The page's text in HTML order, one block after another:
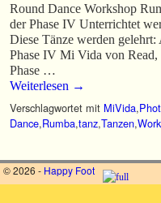
Round Dance Workshop
der Phase IV Unterrichtet
Diese Tänze werden
Phase IV Mi Vida von
Phase …
Weiterlesen →
Verschlagwortet mit MiVida,
Dance,Rumba,tanz,Tanzen,
© 2026 - Happy Foot